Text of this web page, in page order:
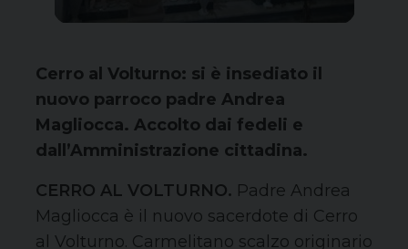
Cerro al Volturno: si è insediato il
nuovo parroco padre Andrea
Magliocca. Accolto dai fedeli e
dall’Amministrazione cittadina.
CERRO AL VOLTURNO. Padre Andrea
Magliocca è il nuovo sacerdote di Cerro
al Volturno. Carmelitano scalzo originario